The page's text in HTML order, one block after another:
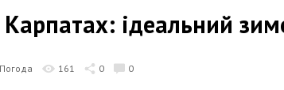
ідеальний
Погода 161 0 0